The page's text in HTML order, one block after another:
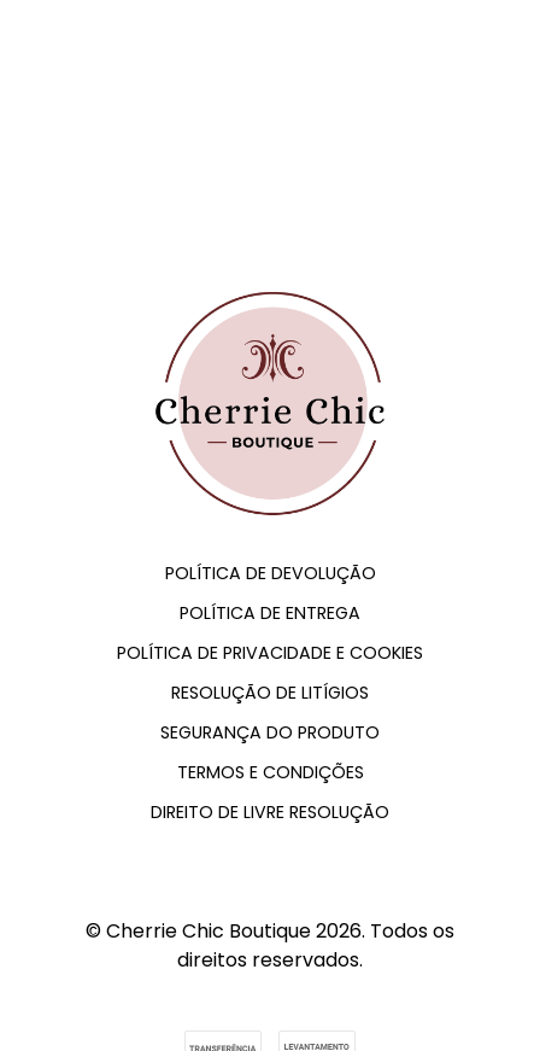
POLÍTICA DE DEVOLUÇÃO
POLÍTICA DE ENTREGA
POLÍTICA DE PRIVACIDADE E COOKIES
RESOLUÇÃO DE LITÍGIOS
SEGURANÇA DO PRODUTO
TERMOS E CONDIÇÕES
DIREITO DE LIVRE RESOLUÇÃO
© Cherrie Chic Boutique 2026. Todos os
direitos reservados.